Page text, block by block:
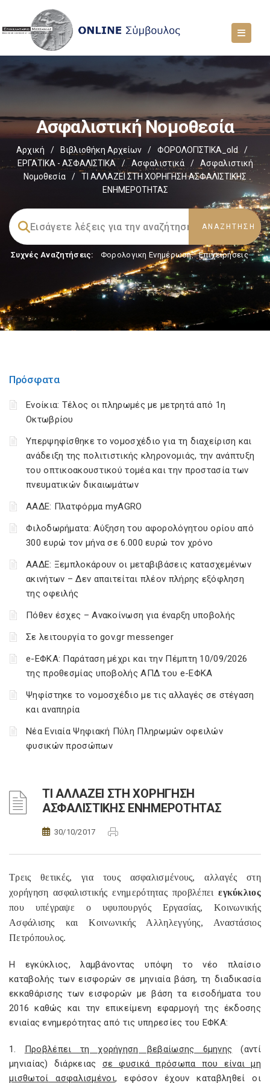
Ασφαλιστική Νομοθεσία
Αρχική / Βιβλιοθήκη Αρχείων / ΦΟΡΟΛΟΓΙΣΤΙΚΑ_old
/
ΕΡΓΑΤΙΚΑ - ΑΣΦΑΛΙΣΤΙΚΑ
/ Ασφαλιστικά /
Ασφαλιστική
Νομοθεσία
/
ΤΙ ΑΛΛΑΖΕΙ ΣΤΗ ΧΟΡΗΓΗΣΗ ΑΣΦΑΛΙΣΤΙΚΗΣ
ΕΝΗΜΕΡΟΤΗΤΑΣ
Συχνές Αναζητήσεις: Φορολογικη Ενημέρωση, Επιχειρήσεις
Πρόσφατα
Ενοίκια: Τέλος οι πληρωμές με μετρητά από 1η
Οκτωβρίου
Υπερψηφίσθηκε το νομοσχέδιο για τη διαχείριση και
ανάδειξη της πολιτιστικής κληρονομιάς, την ανάπτυξη
του οπτικοακουστικού τομέα και την προστασία των
πνευματικών δικαιωμάτων
ΑΑΔΕ: Πλατφόρμα myAGRO
Φιλοδωρήματα: Αύξηση του αφορολόγητου ορίου από
300 ευρώ τον μήνα σε 6.000 ευρώ τον χρόνο
ΑΑΔΕ: Ξεμπλοκάρουν οι μεταβιβάσεις κατασχεμένων
ακινήτων – Δεν απαιτείται πλέον πλήρης εξόφληση
της οφειλής
Πόθεν έσχες – Ανακοίνωση για έναρξη υποβολής
Σε λειτουργία το gov.gr messenger
e-ΕΦΚΑ: Παράταση μέχρι και την Πέμπτη 10/09/2026
της προθεσμίας υποβολής ΑΠΔ του e-ΕΦΚΑ
Ψηφίστηκε το νομοσχέδιο με τις αλλαγές σε στέγαση
και αναπηρία
Νέα Ενιαία Ψηφιακή Πύλη Πληρωμών οφειλών
φυσικών προσώπων
ΤΙ ΑΛΛΑΖΕΙ ΣΤΗ ΧΟΡΗΓΗΣΗ
ΑΣΦΑΛΙΣΤΙΚΗΣ ΕΝΗΜΕΡΟΤΗΤΑΣ
30/10/2017
Τρεις θετικές, για τους ασφαλισμένους, αλλαγές στη
χορήγηση ασφαλιστικής ενημερότητας προβλέπειεγκύκλιος
που υπέγραψε ο υφυπουργός Εργασίας, Κοινωνικής
Ασφάλισης και Κοινωνικής Αλληλεγγύης, Αναστάσιος
Πετρόπουλος.
Η εγκύκλιος, λαμβάνοντας υπόψη το νέο πλαίσιο
καταβολής των εισφορών σε μηνιαία βάση, τη διαδικασία
εκκαθάρισης των εισφορών με βάση τα εισοδήματα του
2016 καθώς και την επικείμενη εφαρμογή της έκδοσης
ενιαίας ενημερότητας από τις υπηρεσίες του ΕΦΚΑ:
1. Προβλέπει τη χορήγηση βεβαίωσης 6μηνης (αντί
μηνιαίας) διάρκειας σε φυσικά πρόσωπα που είναι μη
μισθωτοί ασφαλισμένοι, εφόσον έχουν καταβληθεί οι